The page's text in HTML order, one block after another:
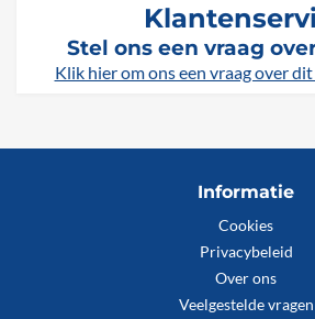
Stel ons een vraag
Klik hier om ons een vraag over
Informatie
Cookies
Privacybeleid
Over ons
Veelgestelde vragen